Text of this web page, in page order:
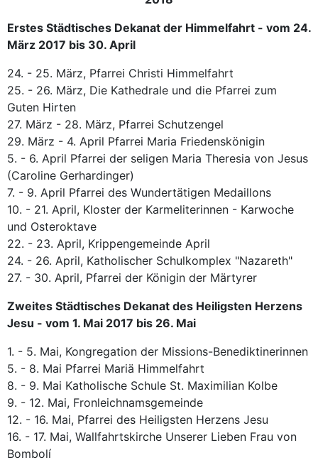
Erstes Städtisches Dekanat der Himmelfahrt - vom 24.
März 2017 bis 30. April
24. - 25. März, Pfarrei Christi Himmelfahrt
25. - 26. März, Die Kathedrale und die Pfarrei zum
Guten Hirten
27. März - 28. März, Pfarrei Schutzengel
29. März - 4. April Pfarrei Maria Friedenskönigin
5. - 6. April Pfarrei der seligen Maria Theresia von Jesus
(Caroline Gerhardinger)
7. - 9. April Pfarrei des Wundertätigen Medaillons
10. - 21. April, Kloster der Karmeliterinnen - Karwoche
und Osteroktave
22. - 23. April, Krippengemeinde April
24. - 26. April, Katholischer Schulkomplex "Nazareth"
27. - 30. April, Pfarrei der Königin der Märtyrer
Zweites Städtisches Dekanat des Heiligsten Herzens
Jesu - vom 1. Mai 2017 bis 26. Mai
1. - 5. Mai, Kongregation der Missions-Benediktinerinnen
5. - 8. Mai Pfarrei Mariä Himmelfahrt
8. - 9. Mai Katholische Schule St. Maximilian Kolbe
9. - 12. Mai, Fronleichnamsgemeinde
12. - 16. Mai, Pfarrei des Heiligsten Herzens Jesu
16. - 17. Mai, Wallfahrtskirche Unserer Lieben Frau von
Bombolí